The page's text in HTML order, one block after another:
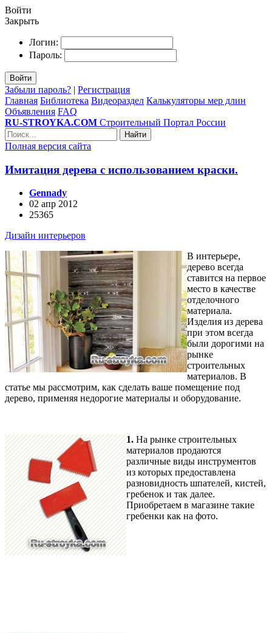
Войти
Закрыть
Логин:
Пароль:
Войти
Забыли пароль? | Регистрация
Главная Библиотека Видеораздел Калькуляторы мер длин
Объявления FAQ
RU-STROYKA.COM Строительный Портал России
Найти
Полная версия сайта
Имитация дерева с использованием краски.
Gennady
02 апр 2012
25365
Дизайн интерьеров
В интерьере,
дерево всегда
ставится на первое
место в качестве
отделочного
материала.
Изделия из дерева
при этом всегда
были дорогими на
рынке
строительных
материалов. В
статье мы рассмотрим, как сделать ваше помещение под
дерево, применяя недорогие материалы и оборудование.
1. На рынке строительных
материалов продаются
различные виды инструментов
из которых предоставлена
разновидность шпателей, кистей,
гребенок и так далее.
Приобретаем в магазине такие
гребенки как на фото.